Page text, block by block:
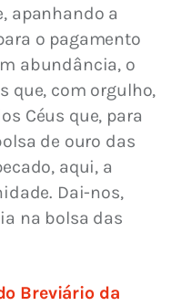
apanhando a
o pagamento
abundância, o
que, com orgulho,
Céus que, para
de ouro das
aqui, a
Dai-nos,
na bolsa das
Breviário da